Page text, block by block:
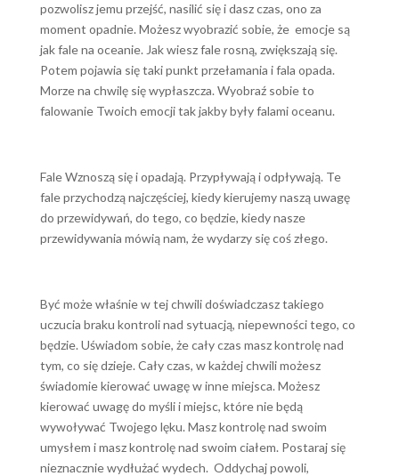
pozwolisz jemu przejść, nasilić się i dasz czas, ono za
moment opadnie. Możesz wyobrazić sobie, że emocje są
jak fale na oceanie. Jak wiesz fale rosną, zwiększają się.
Potem pojawia się taki punkt przełamania i fala opada.
Morze na chwilę się wypłaszcza. Wyobraź sobie to
falowanie Twoich emocji tak jakby były falami oceanu.
Fale Wznoszą się i opadają. Przypływają i odpływają. Te
fale przychodzą najczęściej, kiedy kierujemy naszą uwagę
do przewidywań, do tego, co będzie, kiedy nasze
przewidywania mówią nam, że wydarzy się coś złego.
Być może właśnie w tej chwili doświadczasz takiego
uczucia braku kontroli nad sytuacją, niepewności tego, co
będzie. Uświadom sobie, że cały czas masz kontrolę nad
tym, co się dzieje. Cały czas, w każdej chwili możesz
świadomie kierować uwagę w inne miejsca. Możesz
kierować uwagę do myśli i miejsc, które nie będą
wywoływać Twojego lęku. Masz kontrolę nad swoim
umysłem i masz kontrolę nad swoim ciałem. Postaraj się
nieznacznie wydłużać wydech. Oddychaj powoli,